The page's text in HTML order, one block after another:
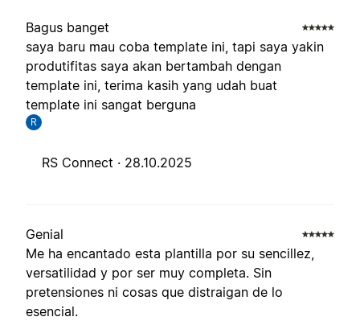
Bagus banget
saya baru mau coba template ini, tapi saya yakin
produtifitas saya akan bertambah dengan
template ini, terima kasih yang udah buat
template ini sangat berguna
R
RS Connect · 28.10.2025
Genial
Me ha encantado esta plantilla por su sencillez,
versatilidad y por ser muy completa. Sin
pretensiones ni cosas que distraigan de lo
esencial.